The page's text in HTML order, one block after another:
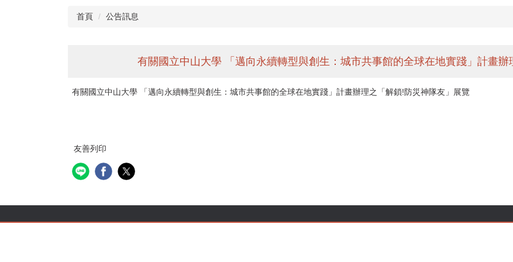
首頁 公告訊息
有關國立中山大學 「邁向永續轉型與創生：城市共事館的全球在地實踐」計畫
有關國立中山大學 「邁向永續轉型與創生：城市共事館的全球在地實踐」計畫辦理之「解鎖!防災神隊友」展覽
友善列印